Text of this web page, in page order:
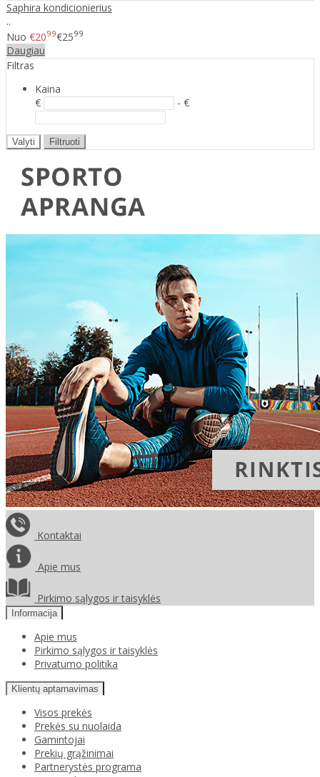
Saphira kondicionierius
..
Nuo €2099€2599
Daugiau
Filtras
Kaina
€
- €
Valyti Filtruoti
Kontaktai
Apie mus
Pirkimo sąlygos ir taisyklės
Informacija
Apie mus
Pirkimo sąlygos ir taisyklės
Privatumo politika
Klientų aptarnavimas
Visos prekės
Prekės su nuolaida
Gamintojai
Prekių grąžinimai
Partnerystės programa